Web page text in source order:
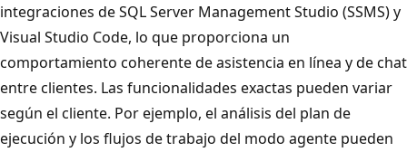
integraciones de SQL Server Management Studio (SSMS) y
Visual Studio Code, lo que proporciona un
comportamiento coherente de asistencia en línea y de chat
entre clientes. Las funcionalidades exactas pueden variar
según el cliente. Por ejemplo, el análisis del plan de
ejecución y los flujos de trabajo del modo agente pueden